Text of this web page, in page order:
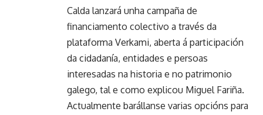
Calda lanzará unha campaña de
financiamento colectivo a través da
plataforma Verkami, aberta á participación
da cidadanía, entidades e persoas
interesadas na historia e no patrimonio
galego, tal e como explicou Miguel Fariña.
Actualmente barállanse varias opcións para